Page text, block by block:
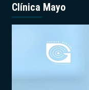
Clínica Mayo